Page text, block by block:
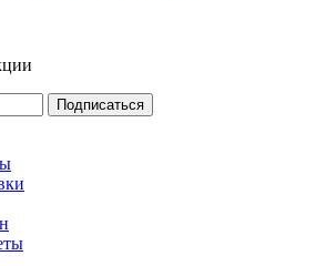
Подписаться